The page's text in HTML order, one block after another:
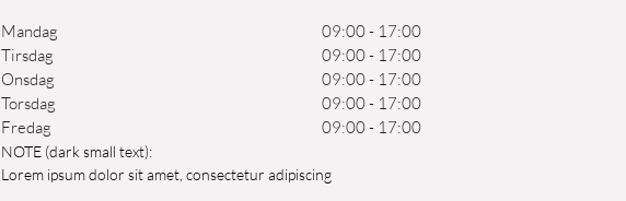
Mandag
09:00 - 17:00
Tirsdag
09:00 - 17:00
Onsdag
09:00 - 17:00
Torsdag
09:00 - 17:00
Fredag
09:00 - 17:00
NOTE (dark small text):
Lorem ipsum dolor sit amet, consectetur adipiscing